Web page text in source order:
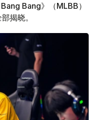
Bang》（MLBB）
揭晓。